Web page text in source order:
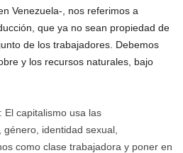
Venezuela-, nos referimos a
que ya no sean propiedad de
de los trabajadores. Debemos
y los recursos naturales, bajo
: El capitalismo usa las
identidad sexual,
como clase trabajadora y poner en